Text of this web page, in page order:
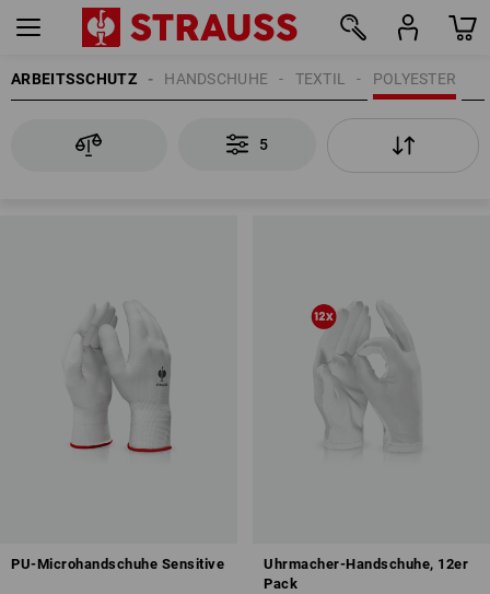
ARBEITSSCHUTZ POLYESTER
TEXTIL
HANDSCHUHE
5
PU-Microhandschuhe Sensitive
Uhrmacher-Handschuhe, 12er
Pack